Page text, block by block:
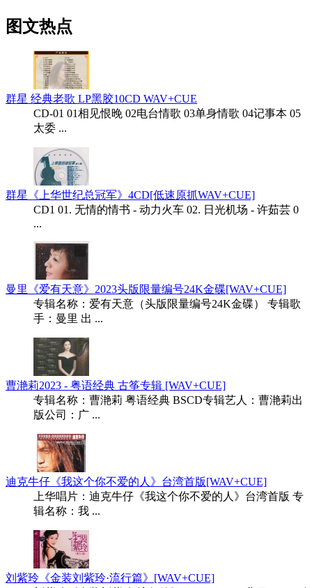
图文热点
群星 经典老歌 LP黑胶10CD WAV+CUE
CD-01 01相见恨晚 02电台情歌 03单身情歌 04记事本 05
太委 ...
群星《上华世纪总冠军》4CD[低速原抓WAV+CUE]
CD1 01. 无情的情书 - 动力火车 02. 日光机场 - 许茹芸 0
...
曼里《爱有天意》2023头版限量编号24K金碟[WAV+CUE]
专辑名称：爱有天意（头版限量编号24K金碟） 专辑歌
手：曼里 出 ...
曹滟莉2023 - 粤语经典 古筝专辑 [WAV+CUE]
专辑名称：曹滟莉 粤语经典 BSCD专辑艺人：曹滟莉出
版公司：广 ...
迪克牛仔《我这个你不爱的人》台湾首版[WAV+CUE]
上华唱片：迪克牛仔《我这个你不爱的人》台湾首版 专
辑名称：我 ...
刘紫玲《金装刘紫玲·流行篇》[WAV+CUE]